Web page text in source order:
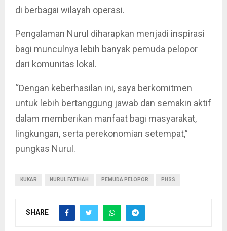
di berbagai wilayah operasi.
Pengalaman Nurul diharapkan menjadi inspirasi
bagi munculnya lebih banyak pemuda pelopor
dari komunitas lokal.
“Dengan keberhasilan ini, saya berkomitmen
untuk lebih bertanggung jawab dan semakin aktif
dalam memberikan manfaat bagi masyarakat,
lingkungan, serta perekonomian setempat,”
pungkas Nurul.
KUKAR NURUL FATIHAH PEMUDA PELOPOR PHSS
SHARE